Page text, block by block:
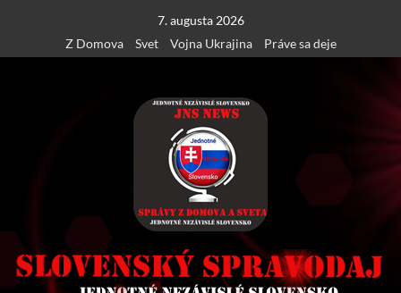
content
7. augusta 2026
Z Domova
Svet Vojna Ukrajina Práve sa deje